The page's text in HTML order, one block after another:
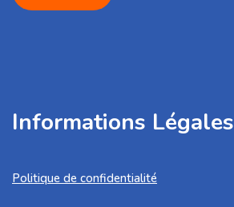
Informations Légales
Politique de confidentialité